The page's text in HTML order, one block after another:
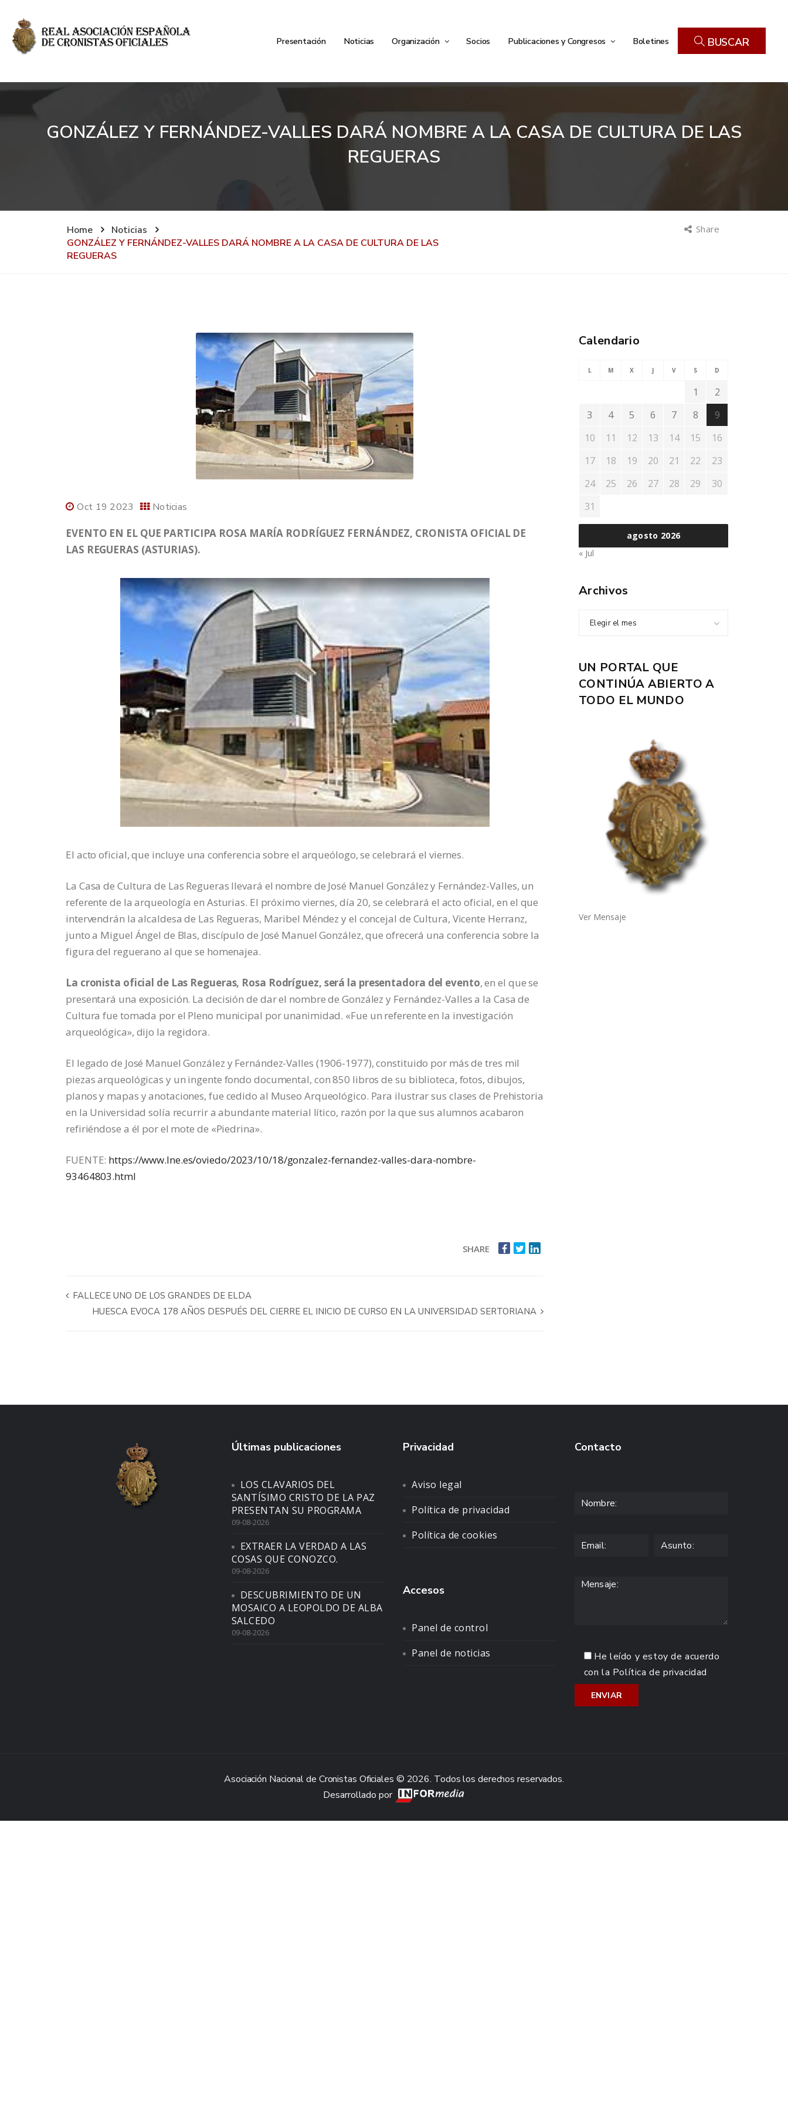
Presentación Noticias Organización Socios Publicaciones y Congresos Boletines BUSCAR
GONZÁLEZ Y FERNÁNDEZ-VALLES DARÁ NOMBRE A LA CASA DE CULTURA DE LAS
REGUERAS
Home
Noticias
GONZÁLEZ Y FERNÁNDEZ-VALLES DARÁ NOMBRE A LA CASA DE CULTURA DE LAS
REGUERAS
Share
Oct 19 2023 Noticias
EVENTO EN EL QUE PARTICIPA ROSA MARÍA RODRÍGUEZ FERNÁNDEZ, CRONISTA OFICIAL DE
LAS REGUERAS (ASTURIAS).
El acto oficial, que incluye una conferencia sobre el arqueólogo, se celebrará el viernes.
La Casa de Cultura de Las Regueras llevará el nombre de José Manuel González y Fernández-Valles, un
referente de la arqueología en Asturias. El próximo viernes, día 20, se celebrará el acto oficial, en el que
intervendrán la alcaldesa de Las Regueras, Maribel Méndez y el concejal de Cultura, Vicente Herranz,
junto a Miguel Ángel de Blas, discípulo de José Manuel González, que ofrecerá una conferencia sobre la
figura del reguerano al que se homenajea.
La cronista oficial de Las Regueras, Rosa Rodríguez, será la presentadora del evento, en el que se
presentará una exposición. La decisión de dar el nombre de González y Fernández-Valles a la Casa de
Cultura fue tomada por el Pleno municipal por unanimidad. «Fue un referente en la investigación
arqueológica», dijo la regidora.
El legado de José Manuel González y Fernández-Valles (1906-1977), constituido por más de tres mil
piezas arqueológicas y un ingente fondo documental, con 850 libros de su biblioteca, fotos, dibujos,
planos y mapas y anotaciones, fue cedido al Museo Arqueológico. Para ilustrar sus clases de Prehistoria
en la Universidad solía recurrir a abundante material lítico, razón por la que sus alumnos acabaron
refiriéndose a él por el mote de «Piedrina».
FUENTE: https://www.lne.es/oviedo/2023/10/18/gonzalez-fernandez-valles-dara-nombre-
93464803.html
SHARE
FALLECE UNO DE LOS GRANDES DE ELDA
HUESCA EVOCA 178 AÑOS DESPUÉS DEL CIERRE EL INICIO DE CURSO EN LA UNIVERSIDAD SERTORIANA
Calendario
agosto 2026
L M X J V S D
1
2
3
4 5 6 7 8
9
10
11 12 13 14 15
16
17
18 19 20 21 22
23
24
25 26 27 28 29
30
31
« Jul
Archivos
Elegir el mes
UN PORTAL QUE
CONTINÚA ABIERTO A
TODO EL MUNDO
Ver Mensaje
Últimas publicaciones
LOS CLAVARIOS DEL
SANTÍSIMO CRISTO DE LA PAZ
PRESENTAN SU PROGRAMA
09-08-2026
EXTRAER LA VERDAD A LAS
COSAS QUE CONOZCO.
09-08-2026
DESCUBRIMIENTO DE UN
MOSAICO A LEOPOLDO DE ALBA
SALCEDO
09-08-2026
Privacidad
Aviso legal
Política de privacidad
Política de cookies
Accesos
Panel de control
Panel de noticias
Contacto
He leído y estoy de acuerdo
con la Política de privacidad
Asociación Nacional de Cronistas Oficiales © 2026. Todos los derechos reservados.
Desarrollado por